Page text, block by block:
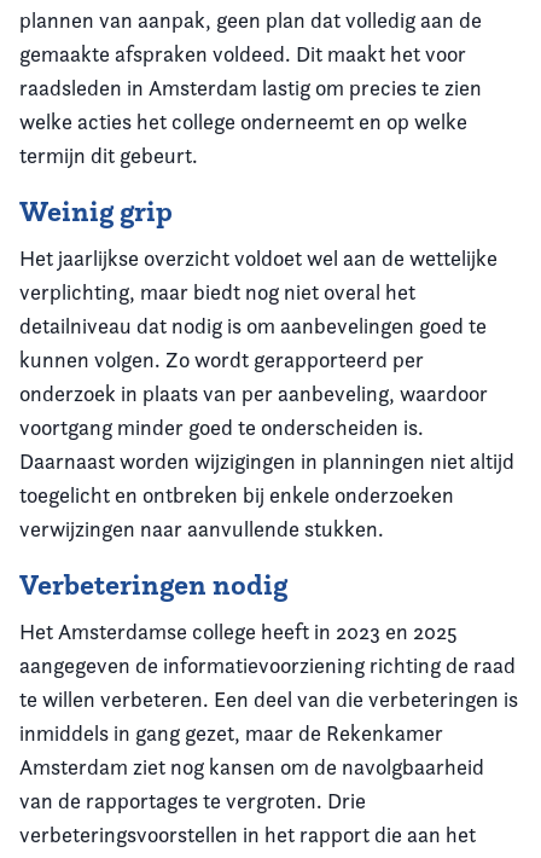
plannen van aanpak, geen plan dat volledig aan de
gemaakte afspraken voldeed. Dit maakt het voor
raadsleden in Amsterdam lastig om precies te zien
welke acties het college onderneemt en op welke
termijn dit gebeurt.
Weinig grip
Het jaarlijkse overzicht voldoet wel aan de wettelijke
verplichting, maar biedt nog niet overal het
detailniveau dat nodig is om aanbevelingen goed te
kunnen volgen. Zo wordt gerapporteerd per
onderzoek in plaats van per aanbeveling, waardoor
voortgang minder goed te onderscheiden is.
Daarnaast worden wijzigingen in planningen niet altijd
toegelicht en ontbreken bij enkele onderzoeken
verwijzingen naar aanvullende stukken.
Verbeteringen nodig
Het Amsterdamse college heeft in 2023 en 2025
aangegeven de informatievoorziening richting de raad
te willen verbeteren. Een deel van die verbeteringen is
inmiddels in gang gezet, maar de Rekenkamer
Amsterdam ziet nog kansen om de navolgbaarheid
van de rapportages te vergroten. Drie
verbeteringsvoorstellen in het rapport die aan het